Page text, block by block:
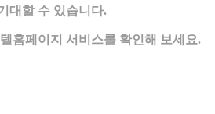
대할 수 있습니다.
홈페이지 서비스를 확인해 보세요.